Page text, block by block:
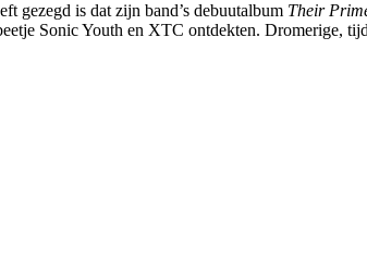
gezegd is dat zijn band’s debuutalbum Their
Sonic Youth en XTC ontdekten. Dromerige,